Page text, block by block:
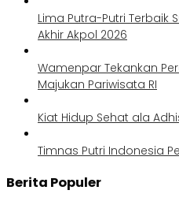
Lima Putra-Putri Terbaik
Akhir Akpol 2026
Wamenpar Tekankan
Majukan Pariwisata RI
Kiat Hidup Sehat ala
Timnas Putri Indonesia
Berita Populer